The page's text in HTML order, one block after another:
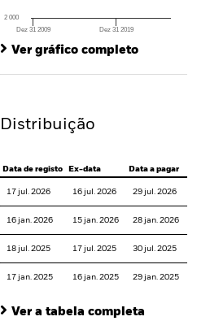
Dez 31 2009 Dez 31 2019
2 000
Ver gráfico completo
Distribuição
Data de registo Ex-data Data a pagar
17 jul. 2026 16 jul. 2026 29 jul. 2026
16 jan. 2026 15 jan. 2026 28 jan. 2026
18 jul. 2025 17 jul. 2025 30 jul. 2025
17 jan. 2025 16 jan. 2025 29 jan. 2025
Ver a tabela completa